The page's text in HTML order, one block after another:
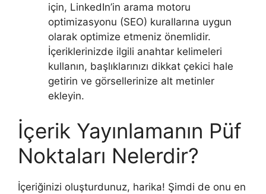
için, LinkedIn’in arama motoru
optimizasyonu (SEO) kurallarına uygun
olarak optimize etmeniz önemlidir.
İçeriklerinizde ilgili anahtar kelimeleri
kullanın, başlıklarınızı dikkat çekici hale
getirin ve görsellerinize alt metinler
ekleyin.
İçerik Yayınlamanın Püf
Noktaları Nelerdir?
İçeriğinizi oluşturdunuz, harika! Şimdi de onu en